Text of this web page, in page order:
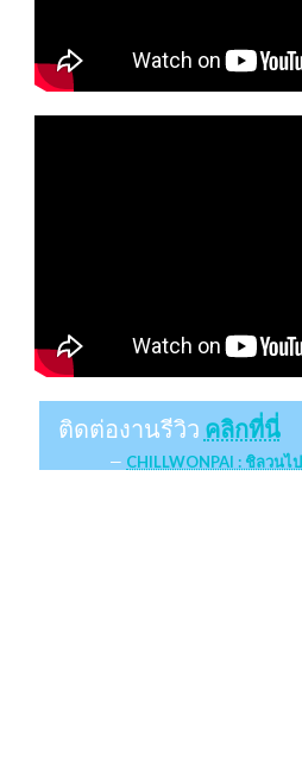
ติดต่องานรีวิว คลิกที่นี่
CHILLWONPAI : ชิลวน